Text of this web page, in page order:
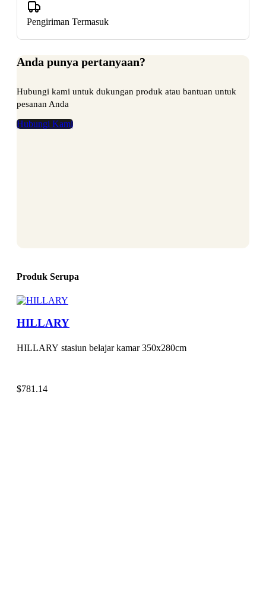
Pengiriman Termasuk
Anda punya pertanyaan?
Hubungi kami untuk dukungan produk atau bantuan untuk
pesanan Anda
Hubungi Kami
Produk Serupa
HILLARY
HILLARY stasiun belajar kamar 350x280cm
$781.14